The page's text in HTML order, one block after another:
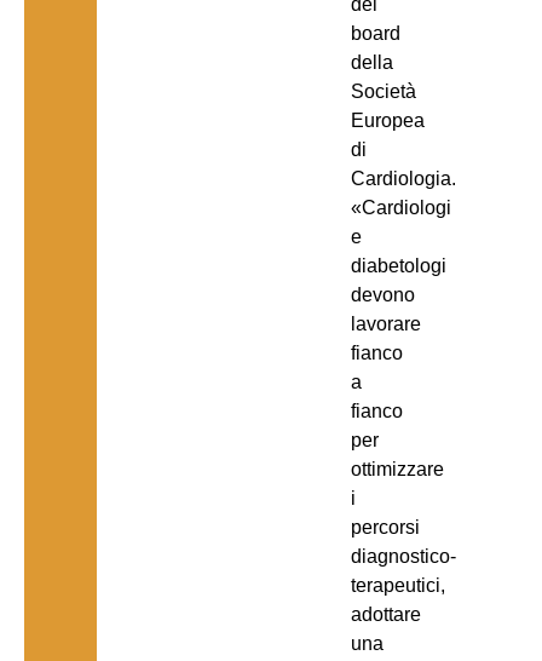
del
board
della
Società
Europea
di
Cardiologia.
«Cardiologi
e
diabetologi
devono
lavorare
fianco
a
fianco
per
ottimizzare
i
percorsi
diagnostico-
terapeutici,
adottare
una